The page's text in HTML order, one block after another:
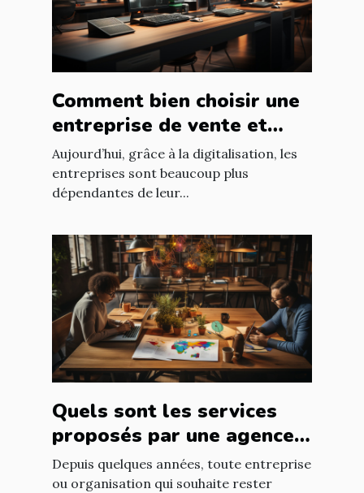
Comment bien choisir une
entreprise de vente et
d'installation de parc
informatique ?
Aujourd’hui, grâce à la digitalisation, les
entreprises sont beaucoup plus
dépendantes de leur...
Quels sont les services
proposés par une agence
web ?
Depuis quelques années, toute entreprise
ou organisation qui souhaite rester